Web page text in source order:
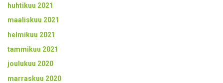
huhtikuu 2021
maaliskuu 2021
helmikuu 2021
tammikuu 2021
joulukuu 2020
marraskuu 2020